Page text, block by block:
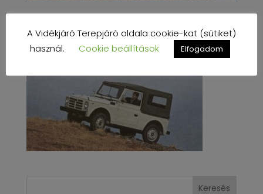
A Vidékjáró Terepjáró oldala cookie-kat (sütiket)
használ.
Cookie beállítások Elfogadom